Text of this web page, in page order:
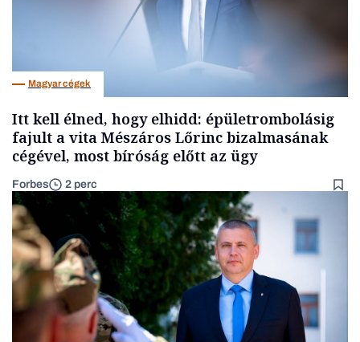
Magyar cégek
Itt kell élned, hogy elhidd: épületrombolásig
fajult a vita Mészáros Lőrinc bizalmasának
cégével, most bíróság előtt az ügy
Forbes 2 perc